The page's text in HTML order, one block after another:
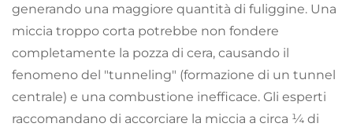
generando una maggiore quantità di fuliggine. Una
miccia troppo corta potrebbe non fondere
completamente la pozza di cera, causando il
fenomeno del "tunneling" (formazione di un tunnel
centrale) e una combustione inefficace. Gli esperti
raccomandano di accorciare la miccia a circa ¼ di